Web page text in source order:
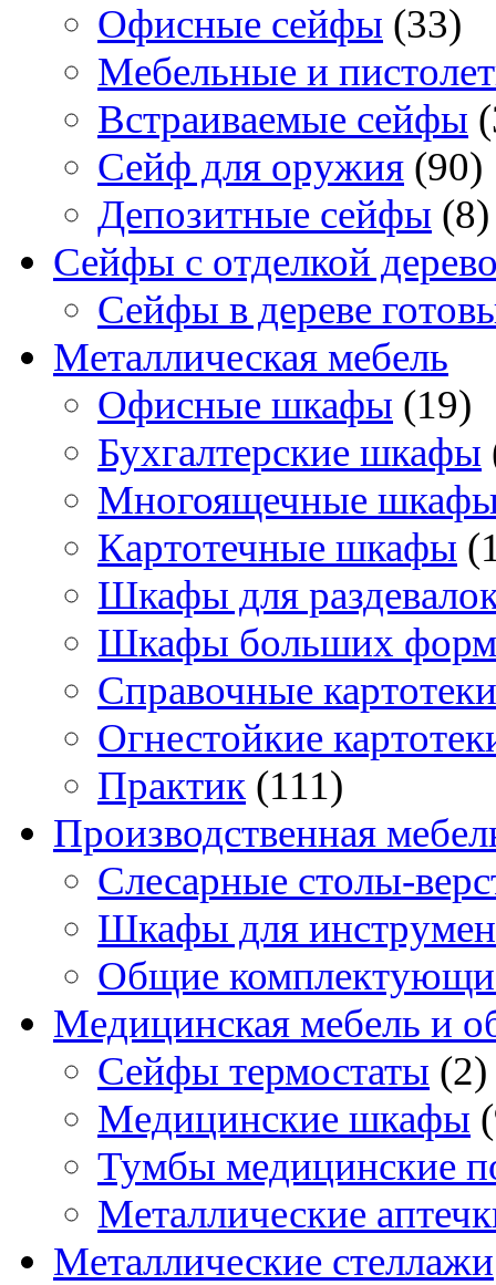
Офисные сейфы (33)
Мебельные и
Встраиваемые сейфы
Сейф для оружия (90)
Депозитные сейфы (8)
Сейфы с отделкой
Сейфы в дереве
Металлическая мебель
Офисные шкафы (19)
Бухгалтерские шкафы
Многоящечные
Картотечные шкафы
Шкафы для
Шкафы больших
Справочные картотеки
Огнестойкие
Практик (111)
Производственная
Слесарные столы-
Шкафы для
Общие
Медицинская мебель и
Сейфы термостаты (2)
Медицинские шкафы
Тумбы медицинские
Металлические
Металлические стеллажи